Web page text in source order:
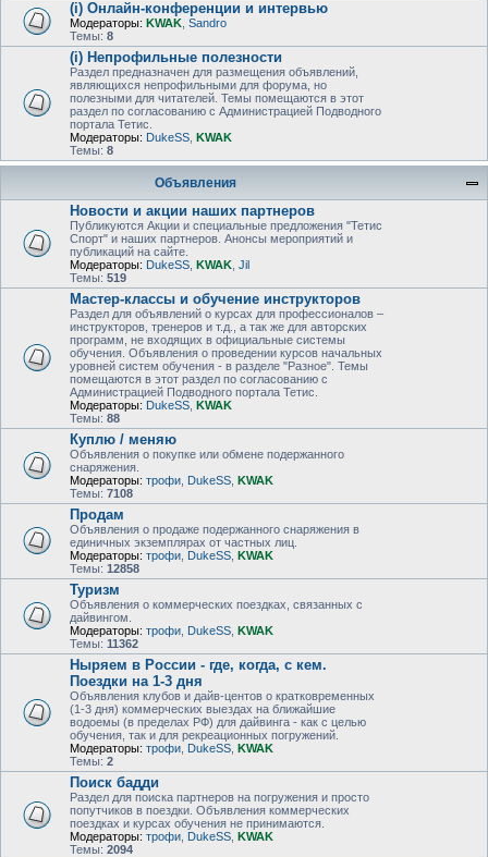
(i) Онлайн-конференции и интервью
Модераторы: KWAK Sandro
Темы: 8
(i) Непрофильные полезности
Раздел предназначен для размещения объявлений,
являющихся непрофильными для форума, но
полезными для читателей. Темы помещаются в этот
раздел по согласованию с Администрацией Подводного
портала Тетис.
Модераторы: DukeSS KWAK
Темы: 8
Объявления
Новости и акции наших партнеров
Публикуются Акции и специальные предложения "Тетис
Спорт" и наших партнеров. Анонсы мероприятий и
публикаций на сайте.
Модераторы: DukeSS KWAK Jil
Темы: 519
Мастер-классы и обучение инструкторов
Раздел для объявлений о курсах для профессионалов –
инструкторов, тренеров и т.д., а так же для авторских
программ, не входящих в официальные системы
обучения. Объявления о проведении курсов начальных
уровней систем обучения - в разделе "Разное". Темы
помещаются в этот раздел по согласованию с
Администрацией Подводного портала Тетис.
Модераторы: DukeSS KWAK
Темы: 88
Куплю / меняю
Объявления о покупке или обмене подержанного
снаряжения.
Модераторы: трофи DukeSS KWAK
Темы: 7108
Продам
Объявления о продаже подержанного снаряжения в
единичных экземплярах от частных лиц.
Модераторы: трофи DukeSS KWAK
Темы: 12858
Туризм
Объявления о коммерческих поездках, связанных с
дайвингом.
Модераторы: трофи DukeSS KWAK
Темы: 11362
Ныряем в России - где, когда, с кем.
Поездки на 1-3 дня
Объявления клубов и дайв-центов о кратковременных
(1-3 дня) коммерческих выездах на ближайшие
водоемы (в пределах РФ) для дайвинга - как с целью
обучения, так и для рекреационных погружений.
Модераторы: трофи DukeSS KWAK
Темы: 2
Поиск бадди
Раздел для поиска партнеров на погружения и просто
попутчиков в поездки. Объявления коммерческих
поездках и курсах обучения не принимаются.
Модераторы: трофи DukeSS KWAK
Темы: 2094